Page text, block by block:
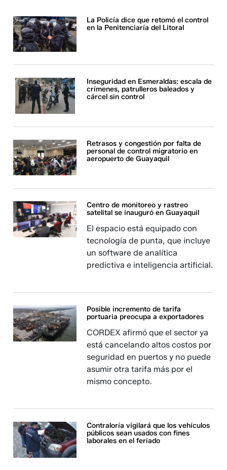
La Policía dice que retomó el control
en la Penitenciaría del Litoral
Inseguridad en Esmeraldas: escala de
crímenes, patrulleros baleados y
cárcel sin control
Retrasos y congestión por falta de
personal de control migratorio en
aeropuerto de Guayaquil
Centro de monitoreo y rastreo
satelital se inauguró en Guayaquil
El espacio está equipado con
tecnología de punta, que incluye
un software de analítica
predictiva e inteligencia artificial.
Posible incremento de tarifa
portuaria preocupa a exportadores
CORDEX afirmó que el sector ya
está cancelando altos costos por
seguridad en puertos y no puede
asumir otra tarifa más por el
mismo concepto.
Contraloría vigilará que los vehículos
públicos sean usados con fines
laborales en el feriado